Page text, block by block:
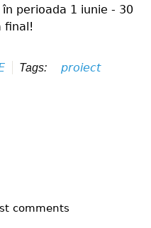
perioada 1 iunie - 30
final!
Tags:
proiect
final de proiect
comments